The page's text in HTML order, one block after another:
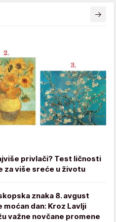
privlači? Test ličnosti
za više sreće u životu
znaka 8. avgust
moćan dan: Kroz Lavlji
važne novčane promene